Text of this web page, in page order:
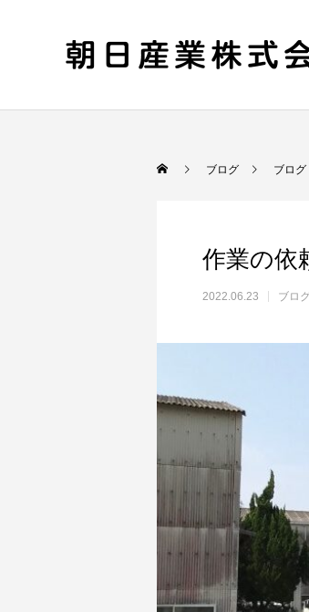
ブログ ブログ
作業の依
2022.06.23 ブロ